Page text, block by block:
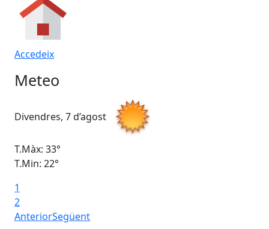
Accedeix
Meteo
Divendres, 7 d’agost
T.Màx: 33°
T.Min: 22°
1
2
AnteriorSegüent